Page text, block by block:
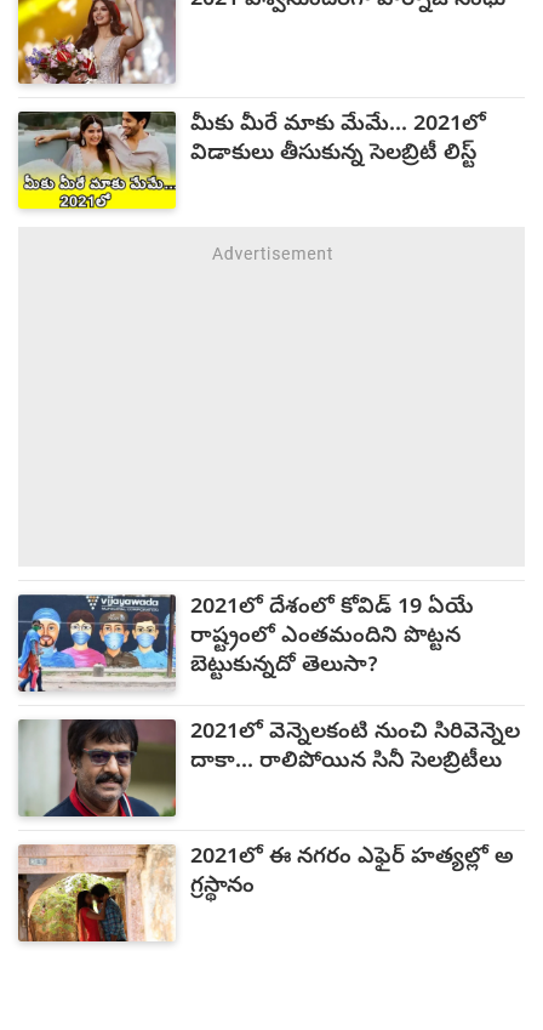
మీకు మీరే మాకు మేమే... 2021లో
విడాకులు తీసుకున్న సెలబ్రిటీ లిస్ట్
2021లో దేశంలో కోవిడ్ 19 ఏయే
రాష్ట్రంలో ఎంతమందిని పొట్టన
బెట్టుకున్నదో తెలుసా?
2021లో వెన్నెలకంటి నుంచి సిరివెన్నెల
దాకా... రాలిపోయిన సినీ సెలబ్రిటీలు
2021లో ఈ నగరం ఎఫైర్ హత్యల్లో అ
గ్రస్థానం